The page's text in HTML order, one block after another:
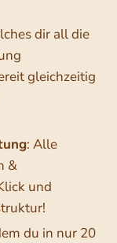
dir all die
gleichzeitig
: Alle
&
und
du in nur 20